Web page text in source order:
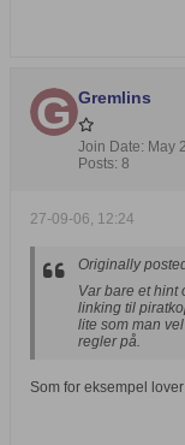
Gremlins
Join Date: May
Posts: 8
27-09-06, 12:24
Originally
Var bare et hint
linking til
lite som man
regler på.
Som for eksempel